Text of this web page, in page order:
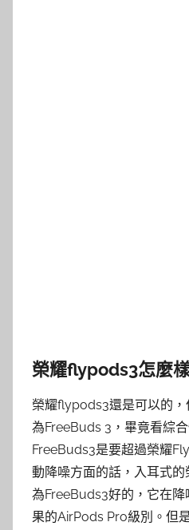
榮耀flypods3怎麼
榮耀flypods3還是可以的
為FreeBuds 3，畢竟看綜
FreeBuds3是要超過榮耀
動降噪方面的話，入耳式
為FreeBuds3好的，它在
果的AirPods Pro級別。但